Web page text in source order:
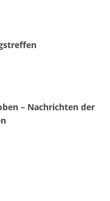
– Nachrichten der